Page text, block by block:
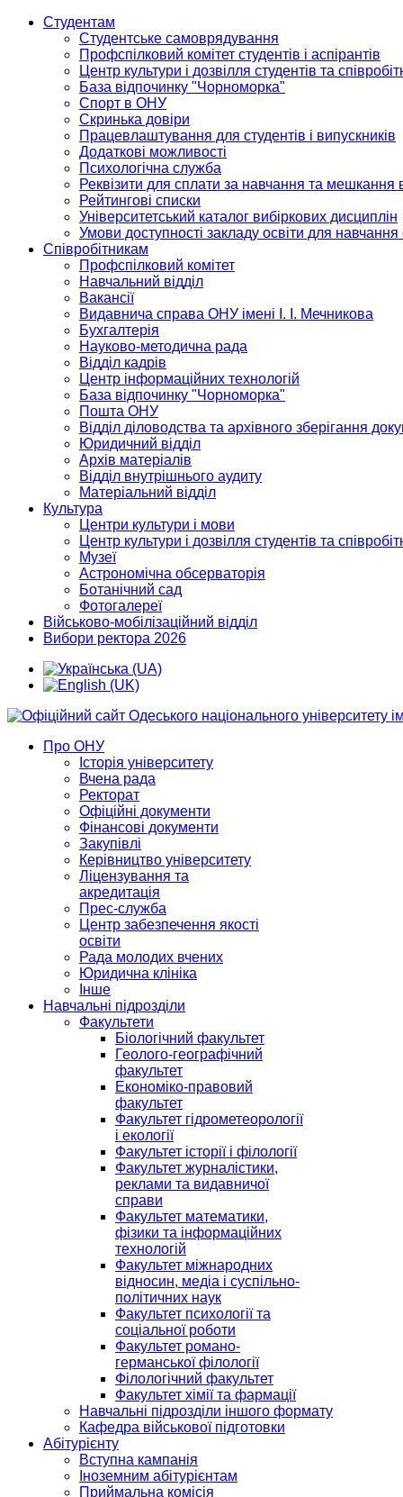
Студентам
Студентське самоврядування
Профспілковий комітет студентів і аспірантів
Центр культури і дозвілля студентів та
База відпочинку "Чорноморка"
Спорт в ОНУ
Скринька довіри
Працевлаштування для студентів і випускників
Додаткові можливості
Психологічна служба
Реквізити для сплати за навчання та мешкання
Рейтингові списки
Університетський каталог вибіркових дисциплін
Умови доступності закладу освіти для
Співробітникам
Профспілковий комітет
Навчальний відділ
Вакансії
Видавнича справа ОНУ імені І. І. Мечникова
Бухгалтерія
Науково-методична рада
Відділ кадрів
Центр інформаційних технологій
База відпочинку "Чорноморка"
Пошта ОНУ
Відділ діловодства та архівного зберігання
Юридичний відділ
Архів матеріалів
Відділ внутрішнього аудиту
Матеріальний відділ
Культура
Центри культури і мови
Центр культури і дозвілля студентів та
Музеї
Астрономічна обсерваторія
Ботанічний сад
Фотогалереї
Військово-мобілізаційний відділ
Вибори ректора 2026
Про ОНУ
Історія університету
Вчена рада
Ректорат
Офіційні документи
Фінансові документи
Закупівлі
Керівництво університету
Ліцензування та
акредитація
Прес-служба
Центр забезпечення якості
освіти
Рада молодих вчених
Юридична клініка
Інше
Навчальні підрозділи
Факультети
Біологічний факультет
Геолого-географічний
факультет
Економіко-правовий
факультет
Факультет гідрометеорології
і екології
Факультет історії і філології
Факультет журналістики,
реклами та видавничої
справи
Факультет математики,
фізики та інформаційних
технологій
Факультет міжнародних
відносин, медіа і суспільно-
політичних наук
Факультет психології та
соціальної роботи
Факультет романо-
германської філології
Філологічний факультет
Факультет хімії та фармації
Навчальні підрозділи іншого формату
Кафедра військової підготовки
Абітурієнту
Вступна кампанія
Іноземним абітурієнтам
Приймальна комісія